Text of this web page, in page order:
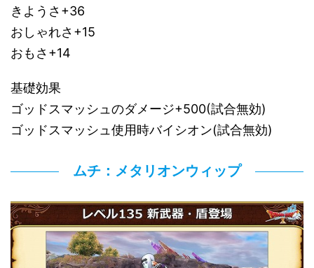
きようさ+36
おしゃれさ+15
おもさ+14
基礎効果
ゴッドスマッシュのダメージ+500(試合無効)
ゴッドスマッシュ使用時バイシオン(試合無効)
ムチ：メタリオンウィップ